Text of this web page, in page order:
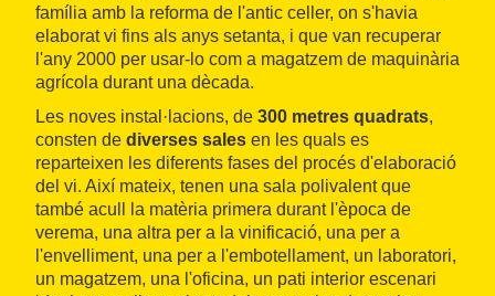
família amb la reforma de l'antic celler, on s'havia
elaborat vi fins als anys setanta, i que van recuperar
l'any 2000 per usar-lo com a magatzem de maquinària
agrícola durant una dècada.
Les noves instal·lacions, de 300 metres quadrats,
consten de diverses sales en les quals es
reparteixen les diferents fases del procés d'elaboració
del vi. Així mateix, tenen una sala polivalent que
també acull la matèria primera durant l'època de
verema, una altra per a la vinificació, una per a
l'envelliment, una per a l'embotellament, un laboratori,
un magatzem, una l'oficina, un pati interior escenari